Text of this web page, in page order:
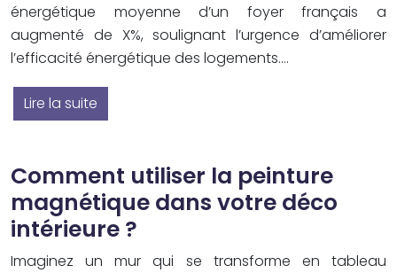
énergétique moyenne d’un foyer français a
augmenté de X%, soulignant l’urgence d’améliorer
l’efficacité énergétique des logements….
Lire la suite
Comment utiliser la peinture
magnétique dans votre déco
intérieure ?
Imaginez un mur qui se transforme en tableau